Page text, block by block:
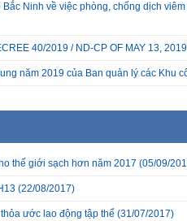
Ninh về việc phòng, chống dịch
40/2019 / ND-CP OF MAY 13, 2019
năm 2019 của Ban quản lý các Khu
thế giới sạch hơn năm 2017 (05/09/
(22/08/2017)
ước lao động tập thể (31/07/2017)